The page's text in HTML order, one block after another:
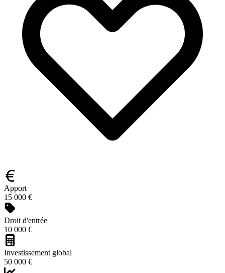
Apport
15 000 €
Droit d'entrée
10 000 €
Investissement global
50 000 €